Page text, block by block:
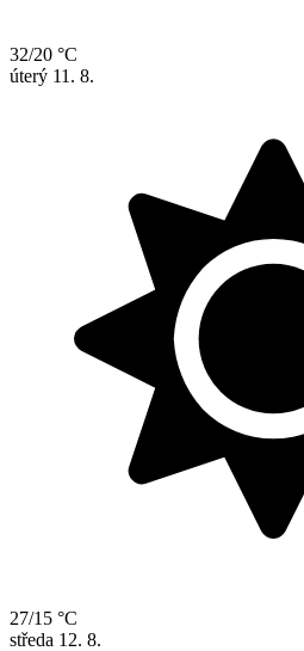
32/20 °C
úterý 11. 8.
27/15 °C
středa 12. 8.